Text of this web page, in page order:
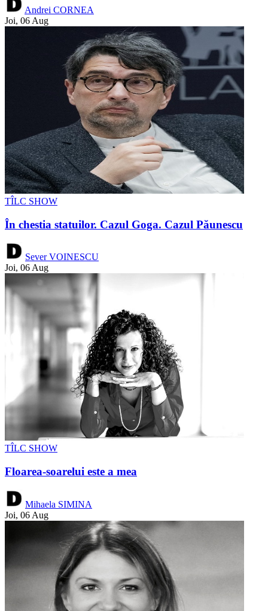
Andrei CORNEA
Joi, 06 Aug
TÎLC SHOW
În chestia statuilor. Cazul Goga. Cazul Păunescu
Sever VOINESCU
Joi, 06 Aug
TÎLC SHOW
Floarea-soarelui este a mea
Mihaela SIMINA
Joi, 06 Aug